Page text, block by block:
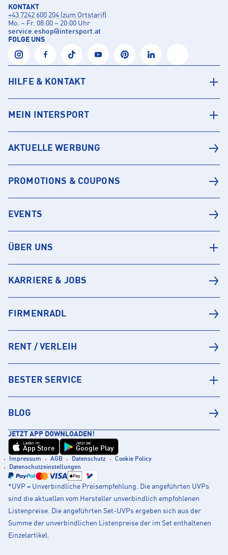
KONTAKT
+43 7242 600 204 (zum Ortstarif)
Mo. – Fr. 08:00 – 20:00 Uhr
service.eshop@intersport.at
FOLGE UNS
HILFE & KONTAKT
MEIN INTERSPORT
AKTUELLE WERBUNG
PROMOTIONS & COUPONS
EVENTS
ÜBER UNS
KARRIERE & JOBS
FIRMENRADL
RENT / VERLEIH
BESTER SERVICE
BLOG
JETZT APP DOWNLOADEN!
Laden im
App Store
Jetzt bei
Google Play
Impressum AGB Datenschutz
Cookie Policy
Datenschutzeinstellungen
*UVP = Unverbindliche Preisempfehlung. Die angeführten UVPs
sind die aktuellen vom Hersteller unverbindlich empfohlenen
Listenpreise. Die angeführten Set-UVPs ergeben sich aus der
Summe der unverbindlichen Listenpreise der im Set enthaltenen
Einzelartikel.